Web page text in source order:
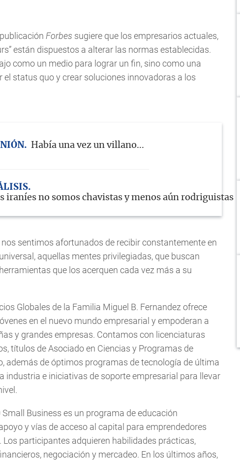
Forbes sugiere que los empresarios actuales,
están dispuestos a alterar las normas establecidas.
como un medio para lograr un fin, sino como una
status quo y crear soluciones innovadoras a los
Había una vez un villano...
iraníes no somos chavistas y menos aún rodriguistas
nos sentimos afortunados de recibir constantemente en
aquellas mentes privilegiadas, que buscan
que los acerquen cada vez más a su
Globales de la Familia Miguel B. Fernandez ofrece
en el nuevo mundo empresarial y empoderan a
y grandes empresas. Contamos con licenciaturas
títulos de Asociado en Ciencias y Programas de
además de óptimos programas de tecnología de última
industria e iniciativas de soporte empresarial para llevar
Business es un programa de educación
y vías de acceso al capital para emprendedores
participantes adquieren habilidades prácticas,
negociación y mercadeo. En los últimos años,